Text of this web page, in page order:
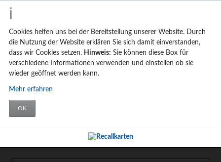
Cookies helfen uns bei der Bereitstellung unserer Website. Durch
die Nutzung der Website erklären Sie sich damit einverstanden,
dass wir Cookies setzen. Hinweis: Sie können diese Box für
verschiedene Informationen verwenden und einstellen ob sie
wieder geöffnet werden kann.
Mehr erfahren
OK